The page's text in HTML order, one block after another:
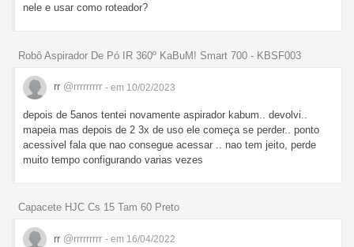
nele e usar como roteador?
Robô Aspirador De Pó IR 360º KaBuM! Smart 700 - KBSF003
rr @rrrrrrrrr - em 10/02/2023
depois de 5anos tentei novamente aspirador kabum.. devolvi..
mapeia mas depois de 2 3x de uso ele começa se perder.. ponto
acessivel fala que nao consegue acessar .. nao tem jeito, perde
muito tempo configurando varias vezes
Capacete HJC Cs 15 Tam 60 Preto
rr @rrrrrrrrr - em 16/04/2022